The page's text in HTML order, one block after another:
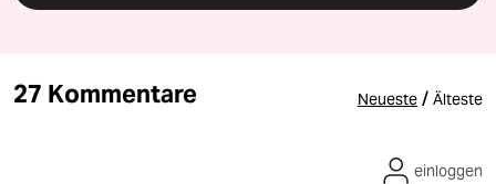
27 Kommentare Neueste / Älteste
einloggen